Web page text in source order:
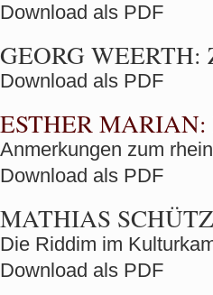
Download als PDF
GEORG WEERTH:
Download als PDF
ESTHER MARIAN:
Anmerkungen zum
Download als PDF
MATHIAS
Die Riddim im
Download als PDF